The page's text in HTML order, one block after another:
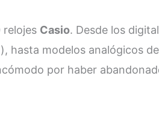
relojes Casio. Desde los
hasta modelos analógicos de
por haber